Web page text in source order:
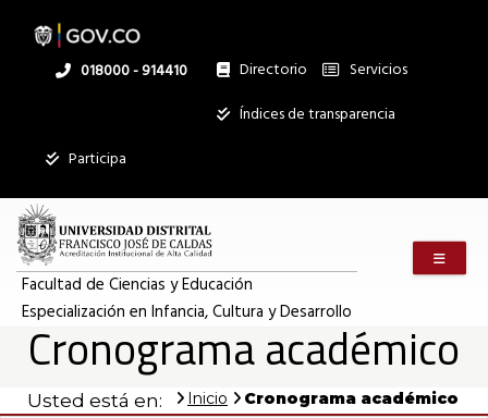
contenido
Linea
018000 - 914410 Directorio
Institucional
Servicios
Índices de transparencia
Participa
Facultad de Ciencias y Educación
Especialización en Infancia, Cultura y Desarrollo
Cronograma académico
Usted está en: Inicio Cronograma académico